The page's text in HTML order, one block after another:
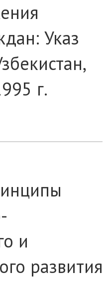
Указ
г.
и
развития